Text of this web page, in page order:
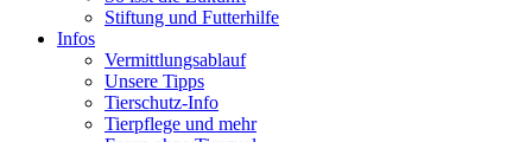
Stiftung und Futterhilfe
Infos
Vermittlungsablauf
Unsere Tipps
Tierschutz-Info
Tierpflege und mehr